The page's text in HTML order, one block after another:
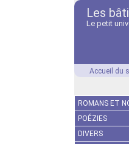
Les
Le petit
Accueil du
ROMANS ET
POÉZIES
DIVERS